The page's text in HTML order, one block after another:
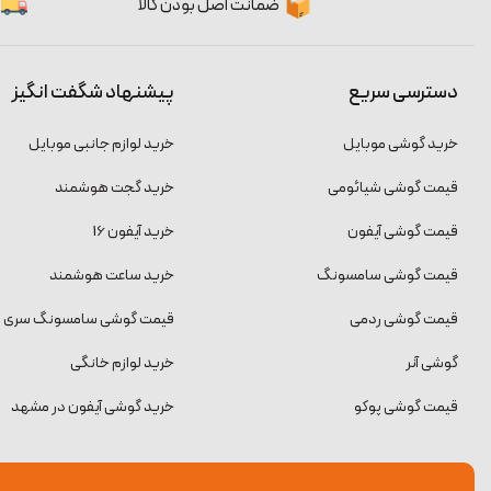
ضمانت اصل بودن کالا
دسترسی سریع
خرید گوشی موبایل
قیمت گوشی شیائومی
قیمت گوشی آیفون
قیمت گوشی سامسونگ
قیمت گوشی ردمی
گوشی آنر
قیمت گوشی پوکو
پیشنهاد شگفت انگیز
خرید لوازم جانبی موبایل
خرید گجت هوشمند
خرید آیفون 16
خرید ساعت هوشمند
قیمت گوشی سامسونگ سری S
خرید لوازم خانگی
خرید گوشی آیفون در مشهد